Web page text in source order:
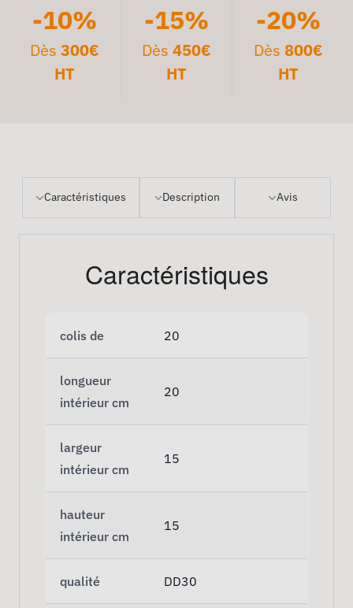
-10%
Dès300€
HT
-15%
Dès 450€
HT
-20%
Dès 800€
HT
Caractéristiques Description Avis
Caractéristiques
colis de 20
longueur
intérieur cm
20
largeur
intérieur cm
15
hauteur
intérieur cm
15
qualité DD30